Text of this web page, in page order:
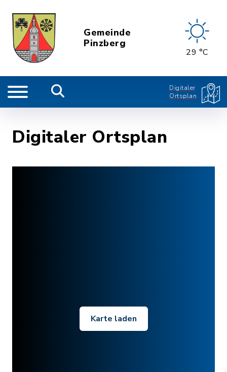
Gemeinde
Pinzberg
29 °C
Digitaler
Ortsplan
Digitaler Ortsplan
Karte laden